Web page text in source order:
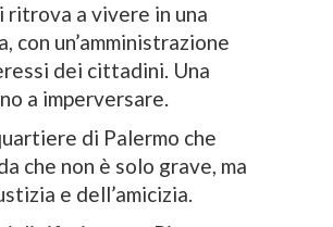
ritrova a vivere in una
con un’amministrazione
dei cittadini. Una
a imperversare.
di Palermo che
che non è solo grave, ma
e dell’amicizia.